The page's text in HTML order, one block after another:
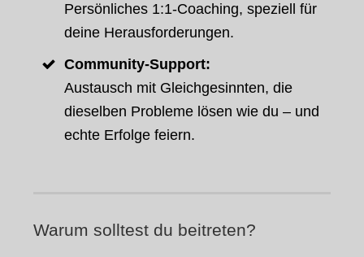
Persönliches 1:1-Coaching, speziell für
deine Herausforderungen.
Community-Support:
Austausch mit Gleichgesinnten, die
dieselben Probleme lösen wie du – und
echte Erfolge feiern.
Warum solltest du beitreten?